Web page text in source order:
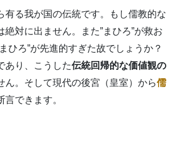
有る我が国の伝統です。もし儒教的な
絶対に出ません。また”まひろ”が救お
ひろ”が先進的すぎた故でしょうか？
あり、こうした伝統回帰的な価値観の
ん。そして現代の後宮（皇室）から儒
断言できます。